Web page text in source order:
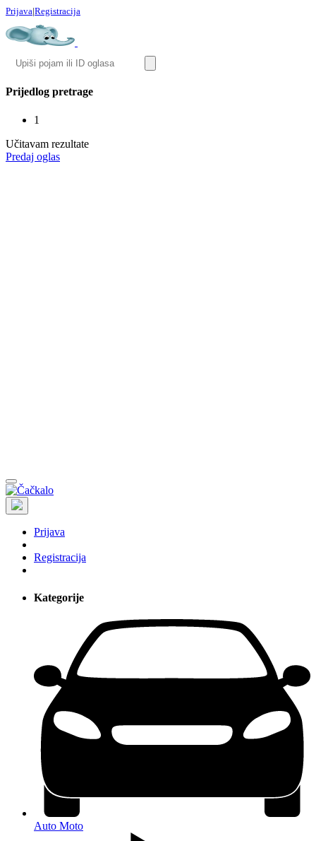
Prijava|Registracija
Prijedlog pretrage
1
Učitavam rezultate
Predaj oglas
Prijava
Registracija
Kategorije
Auto Moto